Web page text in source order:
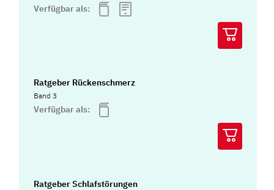
Verfügbar als:
Ratgeber Rückenschmerz
Band 3
Verfügbar als:
Ratgeber Schlafstörungen